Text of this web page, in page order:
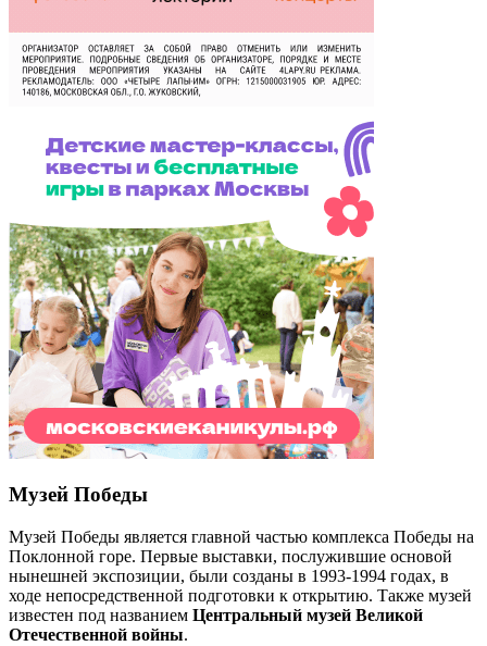
Музей Победы
Музей Победы является главной частью комплекса Победы на
Поклонной горе. Первые выставки, послужившие основой
нынешней экспозиции, были созданы в 1993-1994 годах, в
ходе непосредственной подготовки к открытию. Также музей
известен под названием Центральный музей Великой
Отечественной войны.